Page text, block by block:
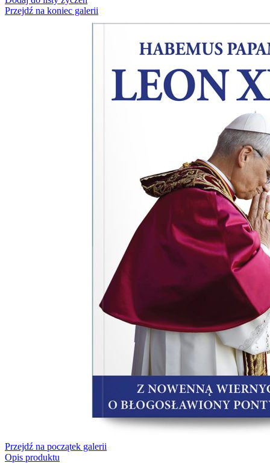
Przejdź na koniec galerii
Przejdź na początek galerii
Opis produktu